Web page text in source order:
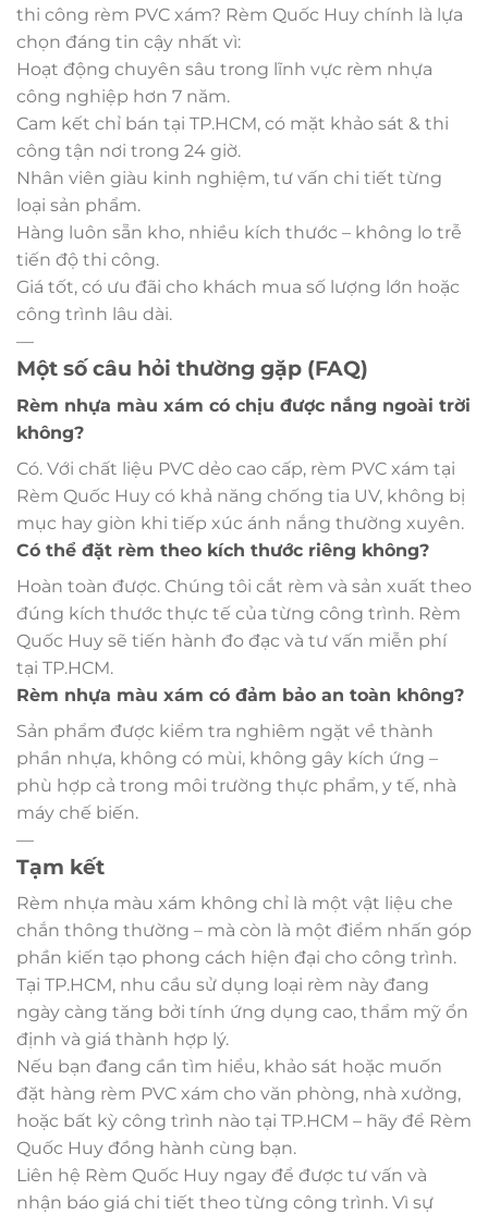
thi công rèm PVC xám? Rèm Quốc Huy chính là lựa
chọn đáng tin cậy nhất vì:
Hoạt động chuyên sâu trong lĩnh vực rèm nhựa
công nghiệp hơn 7 năm.
Cam kết chỉ bán tại TP.HCM, có mặt khảo sát & thi
công tận nơi trong 24 giờ.
Nhân viên giàu kinh nghiệm, tư vấn chi tiết từng
loại sản phẩm.
Hàng luôn sẵn kho, nhiều kích thước – không lo trễ
tiến độ thi công.
Giá tốt, có ưu đãi cho khách mua số lượng lớn hoặc
công trình lâu dài.
—
Một số câu hỏi thường gặp (FAQ)
Rèm nhựa màu xám có chịu được nắng ngoài trời
không?
Có. Với chất liệu PVC dẻo cao cấp, rèm PVC xám tại
Rèm Quốc Huy có khả năng chống tia UV, không bị
mục hay giòn khi tiếp xúc ánh nắng thường xuyên.
Có thể đặt rèm theo kích thước riêng không?
Hoàn toàn được. Chúng tôi cắt rèm và sản xuất theo
đúng kích thước thực tế của từng công trình. Rèm
Quốc Huy sẽ tiến hành đo đạc và tư vấn miễn phí
tại TP.HCM.
Rèm nhựa màu xám có đảm bảo an toàn không?
Sản phẩm được kiểm tra nghiêm ngặt về thành
phần nhựa, không có mùi, không gây kích ứng –
phù hợp cả trong môi trường thực phẩm, y tế, nhà
máy chế biến.
—
Tạm kết
Rèm nhựa màu xám không chỉ là một vật liệu che
chắn thông thường – mà còn là một điểm nhấn góp
phần kiến tạo phong cách hiện đại cho công trình.
Tại TP.HCM, nhu cầu sử dụng loại rèm này đang
ngày càng tăng bởi tính ứng dụng cao, thẩm mỹ ổn
định và giá thành hợp lý.
Nếu bạn đang cần tìm hiểu, khảo sát hoặc muốn
đặt hàng rèm PVC xám cho văn phòng, nhà xưởng,
hoặc bất kỳ công trình nào tại TP.HCM – hãy để Rèm
Quốc Huy đồng hành cùng bạn.
Liên hệ Rèm Quốc Huy ngay để được tư vấn và
nhận báo giá chi tiết theo từng công trình. Vì sự